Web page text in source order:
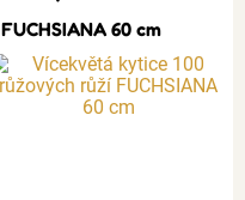
FUCHSIANA 60 cm